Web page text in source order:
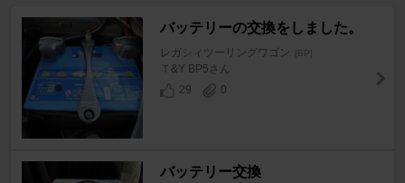
バッテリーの交換をしました。
レガシィツーリングワゴン [BP]
Ｔ&Y BP5さん
29
0
バッテリー交換